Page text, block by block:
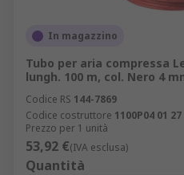
In magazzino
Tubo per aria compressa
lungh. 100 m, col. Nero 4
Codice RS 144-7869
Codice costruttore 1100P04 01 27
Prezzo per 1 unità
53,92 €(IVA esclusa)
Quantità